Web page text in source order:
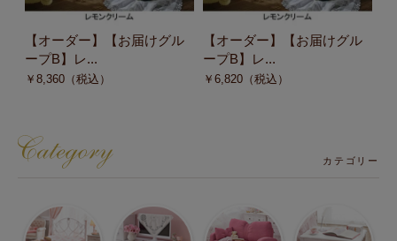
【オーダー】【お届けグル
ープB】レ...
￥8,360 （税込）
【オーダー】【お届けグル
ープB】レ...
￥6,820 （税込）
カテゴリー